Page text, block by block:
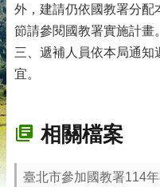
外，建請仍依國教署分配
節請參閱國教署實施計畫。
三、遞補人員依本局通
宜。
相關檔案
臺北市參加國教署114